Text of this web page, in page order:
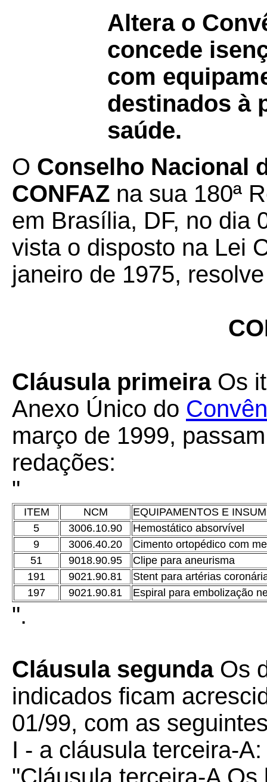
Altera o
concede
com
destinados à
saúde.
O Conselho Nacional
CONFAZ na sua 180ª
em Brasília, DF, no dia
vista o disposto na Lei
janeiro de 1975,
Cláusula primeiraOs
Anexo Único do
março de 1999,
redações:
"
ITEM NCM
EQUIPAMENTOS E
5
3006.10.90
Hemostático absorvível
9
3006.40.20
Cimento ortopédico com
51
9018.90.95
Clipe para aneurisma
191
9021.90.81
Stent para artérias
197
9021.90.81 Espiral para embolização
".
Cláusula segundaOs
indicados ficam
01/99, com as
I - a cláusula terceira-A:
"Cláusula terceira-A